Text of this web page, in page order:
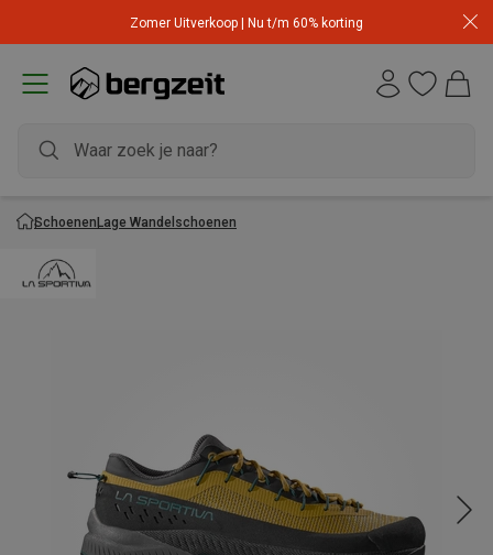
Zomer Uitverkoop | Nu t/m 60% korting
SchoenenLage Wandelschoenen